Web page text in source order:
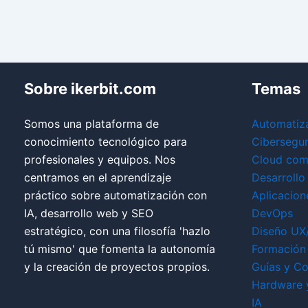
Sobre ikerbit.com
Somos una plataforma de
conocimiento tecnológico para
profesionales y equipos. Nos
centramos en el aprendizaje
práctico sobre automatización con
IA, desarrollo web y SEO
estratégico, con una filosofía 'hazlo
tú mismo' que fomenta la autonomía
y la creación de proyectos propios.
Temas
Cloud
DevOps
Diseño
Guías y
Hardware
IA